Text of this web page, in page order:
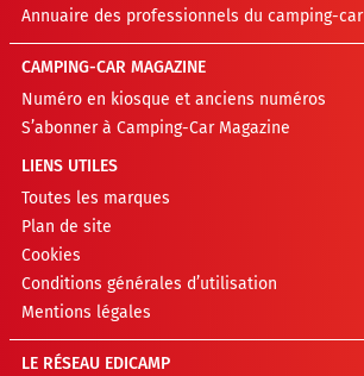
Annuaire des professionnels du camping-car
CAMPING-CAR MAGAZINE
Numéro en kiosque et anciens numéros
S’abonner à Camping-Car Magazine
LIENS UTILES
Toutes les marques
Plan de site
Cookies
Conditions générales d’utilisation
Mentions légales
LE RÉSEAU EDICAMP